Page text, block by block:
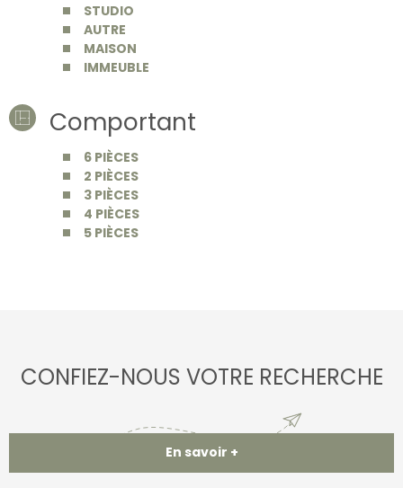
STUDIO
AUTRE
MAISON
IMMEUBLE
Comportant
6 PIÈCES
2 PIÈCES
3 PIÈCES
4 PIÈCES
5 PIÈCES
CONFIEZ-NOUS VOTRE RECHERCHE
En savoir +